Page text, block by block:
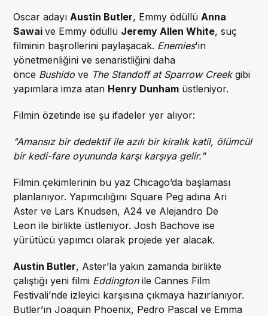
Oscar adayı Austin Butler, Emmy ödüllü Anna
Sawaive Emmy ödüllü Jeremy Allen White, suç
filminin başrollerini paylaşacak. Enemies'in
yönetmenliğini ve senaristliğini daha
önce Bushido ve The Standoff at Sparrow Creekgibi
yapımlara imza atan Henry Dunham üstleniyor.
Filmin özetinde ise şu ifadeler yer alıyor:
"Amansız bir dedektif ile azılı bir kiralık katil, ölümcül
bir kedi-fare oyununda karşı karşıya gelir."
Filmin çekimlerinin bu yaz Chicago’da başlaması
planlanıyor. Yapımcılığını Square Peg adına Ari
Aster ve Lars Knudsen, A24 ve Alejandro De
Leon ile birlikte üstleniyor. Josh Bachove ise
yürütücü yapımcı olarak projede yer alacak.
Austin Butler, Aster’la yakın zamanda birlikte
çalıştığı yeni filmi Eddingtonile Cannes Film
Festivali’nde izleyici karşısına çıkmaya hazırlanıyor.
Butler’ın Joaquin Phoenix, Pedro Pascal ve Emma